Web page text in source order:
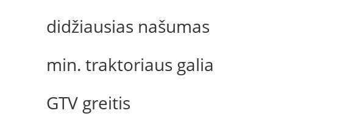
didžiausias našumas
min. traktoriaus galia
GTV greitis